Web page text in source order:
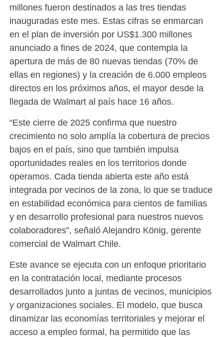
millones fueron destinados a las tres tiendas
inauguradas este mes. Estas cifras se enmarcan
en el plan de inversión por US$1.300 millones
anunciado a fines de 2024, que contempla la
apertura de más de 80 nuevas tiendas (70% de
ellas en regiones) y la creación de 6.000 empleos
directos en los próximos años, el mayor desde la
llegada de Walmart al país hace 16 años.
“Este cierre de 2025 confirma que nuestro
crecimiento no solo amplía la cobertura de precios
bajos en el país, sino que también impulsa
oportunidades reales en los territorios donde
operamos. Cada tienda abierta este año está
integrada por vecinos de la zona, lo que se traduce
en estabilidad económica para cientos de familias
y en desarrollo profesional para nuestros nuevos
colaboradores”, señaló Alejandro König, gerente
comercial de Walmart Chile.
Este avance se ejecuta con un enfoque prioritario
en la contratación local, mediante procesos
desarrollados junto a juntas de vecinos, municipios
y organizaciones sociales. El modelo, que busca
dinamizar las economías territoriales y mejorar el
acceso a empleo formal, ha permitido que las